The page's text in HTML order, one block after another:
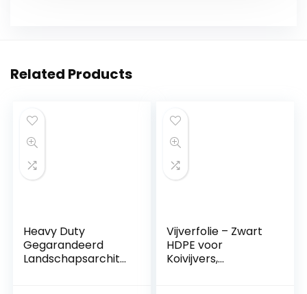
Related Products
Heavy Duty
Gegarandeerd
Landschapsarchite
Vijverfolie – Zwart
HDPE voor
Koivijvers,